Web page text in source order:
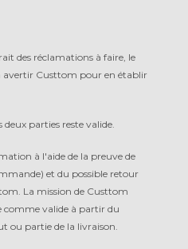
des réclamations à faire, le
Custtom pour en établir
parties reste valide.
à l'aide de la preuve de
et du possible retour
La mission de Custtom
comme valide à partir du
ou partie de la livraison.